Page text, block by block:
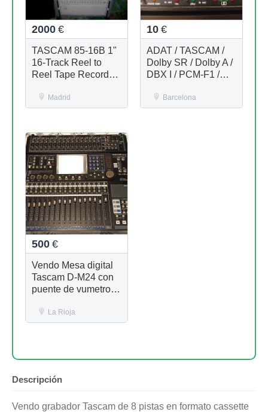
2000 €
TASCAM 85-16B 1"
16-Track Reel to
Reel Tape Recorder
Madrid
10 €
ADAT / TASCAM /
Dolby SR / Dolby A /
DBX I / PCM-F1 /
Barcelona
500 €
Vendo Mesa digital
Tascam D-M24 con
puente de vumetros
La Rioja
Descripción
Vendo grabador Tascam de 8 pistas en formato cassette